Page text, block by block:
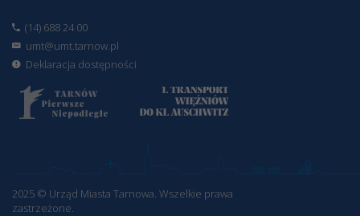
(14) 688 24 00
umt@umt.tarnow.pl
Deklaracja dostępności
2025 © Urząd Miasta Tarnowa. Wszelkie prawa
zastrzeżone.